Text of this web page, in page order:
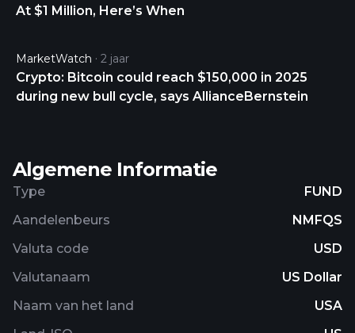
At $1 Million, Here’s When
MarketWatch 2 jaar
Crypto: Bitcoin could reach $150,000 in 2025
during new bull cycle, says AllianceBernstein
Algemene Informatie
Type
FUND
Aandelenbeurs
NMFQS
Valuta code
USD
Valutanaam
US Dollar
Naam van het land
USA